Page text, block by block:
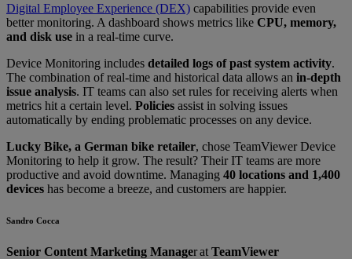
Digital Employee Experience (DEX) capabilities provide even
better monitoring. A dashboard shows metrics like CPU, memory,
and disk use in a real-time curve.
Device Monitoring includes detailed logs of past system activity.
The combination of real-time and historical data allows an in-depth
issue analysis. IT teams can also set rules for receiving alerts when
metrics hit a certain level. Policies assist in solving issues
automatically by ending problematic processes on any device.
Lucky Bike, a German bike retailer, chose TeamViewer Device
Monitoring to help it grow. The result? Their IT teams are more
productive and avoid downtime. Managing 40 locations and 1,400
devices has become a breeze, and customers are happier.
Sandro Cocca
Senior Content Marketing Manager at TeamViewer